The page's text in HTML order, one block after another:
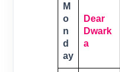
M
O
N
D
Ay
Dear
Dwark
A